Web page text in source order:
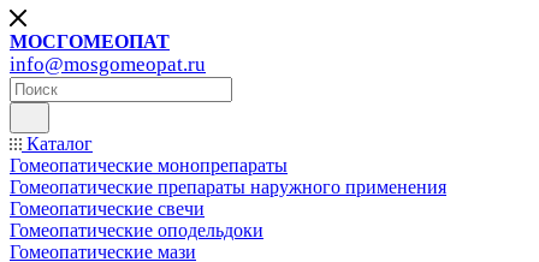
МОСГОМЕОПАТ
info@mosgomeopat.ru
Каталог
Гомеопатические монопрепараты
Гомеопатические препараты наружного применения
Гомеопатические свечи
Гомеопатические оподельдоки
Гомеопатические мази